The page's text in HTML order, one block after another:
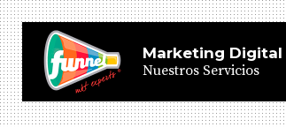
Marketing Digital
Nuestros Servicios